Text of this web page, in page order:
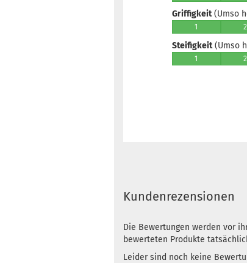
Griffigkeit(Umso
1 2
Steifigkeit(Umso
1 2
Kundenrezensionen
Die Bewertungen werden vor
bewerteten Produkte
Leider sind noch keine